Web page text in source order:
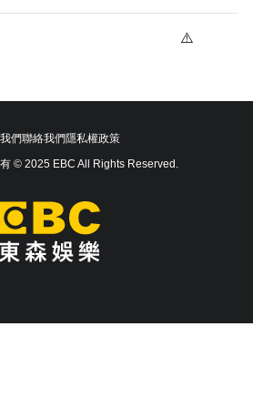
們聯絡我們隱私權政策
© 2025 EBC All Rights Reserved.